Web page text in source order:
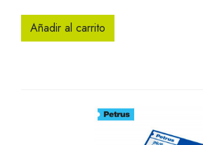
Añadir al carrito